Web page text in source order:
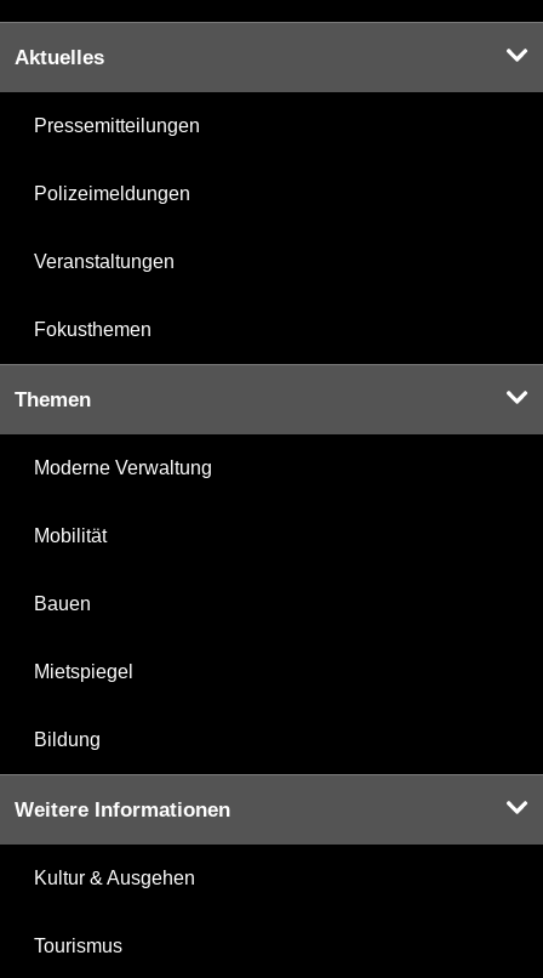
Aktuelles
Pressemitteilungen
Polizeimeldungen
Veranstaltungen
Fokusthemen
Themen
Moderne Verwaltung
Mobilität
Bauen
Mietspiegel
Bildung
Weitere Informationen
Kultur & Ausgehen
Tourismus